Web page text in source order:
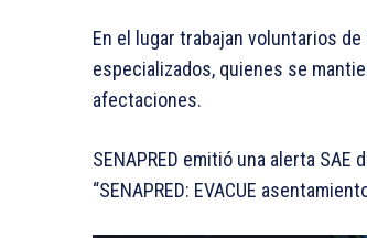
En el lugar trabajan voluntarios
especializados, quienes se
afectaciones.
SENAPRED emitió una alerta
“SENAPRED: EVACUE